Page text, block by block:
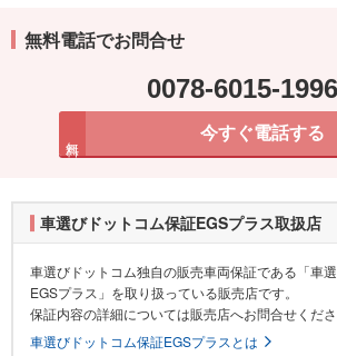
無料電話でお問合せ
0078-6015-
今すぐ電話する
車選びドットコム保証EGSプラス取扱店
車選びドットコム独自の販売車両保証である「車
EGSプラス」を取り扱っている販売店です。
保証内容の詳細については販売店へお問合せくださ
車選びドットコム保証EGSプラスとは